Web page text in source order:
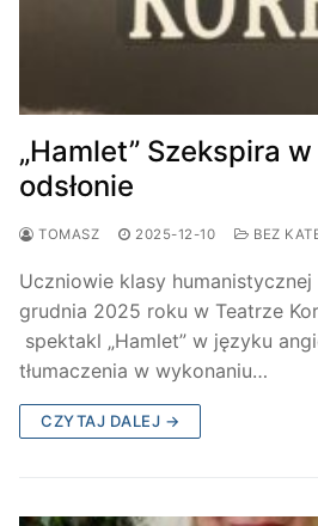
„Hamlet” Szekspira
odsłonie
TOMASZ 2025-12-10 BEZ
Uczniowie klasy
grudnia 2025 roku w Teatrze
spektakl „Hamlet” w języku
tłumaczenia w wykonaniu…
CZYTAJ DALEJ →